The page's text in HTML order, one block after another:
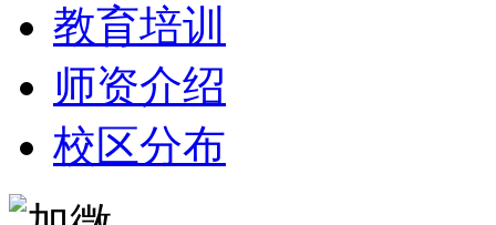
教育培训
师资介绍
校区分布